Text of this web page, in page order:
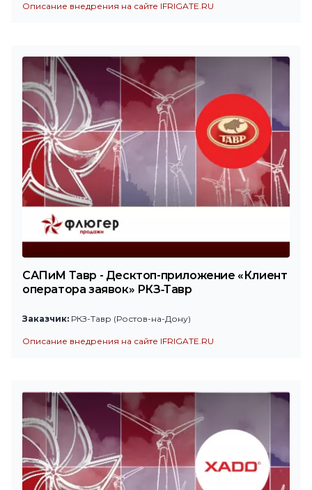
Описание внедрения на сайте IFRIGATE.RU
САПиМ Тавр - Десктоп-приложение «Клиент
оператора заявок» РКЗ‑Тавр
Заказчик: РКЗ-Тавр (Ростов-на-Дону)
Описание внедрения на сайте IFRIGATE.RU